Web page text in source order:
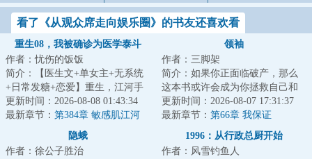
看了《从观众席走向娱乐圈》的书友还喜欢看
重生08，我被确诊为医学泰斗
作者：忧伤的饭饭
简介：【医生文+单女主+无系统
+日常发糖+恋爱】重生，江河手
握领先二十年的医学技术。那一
年，医学界对癌...
更新时间：2026-08-08 01:43:34
最新章节： 第384章 敏感肌江河
领袖
作者：三脚架
简介：如果你正面临破产，那么
这本书或许会成为你拯救自己和
家庭的指导手册。---...
更新时间：2026-08-07 17:31:37
最新章节： 第66章 我保证
隐蛾
作者：徐公子胜治
1996：从行政总厨开始
作者：风雪钓鱼人